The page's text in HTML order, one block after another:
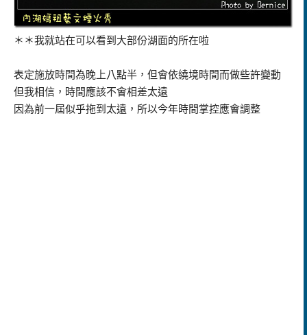
＊＊我就站在可以看到大部份湖面的所在啦
表定施放時間為晚上八點半，但會依繞境時間而做些許變動
但我相信，時間應該不會相差太遠
因為前一屆似乎拖到太遠，所以今年時間掌控應會調整